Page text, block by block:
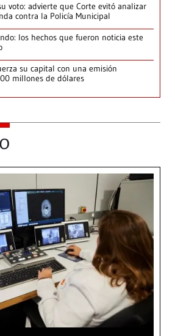
voto: advierte que Corte evitó analizar
contra la Policía Municipal
los hechos que fueron noticia este
su capital con una emisión
millones de dólares